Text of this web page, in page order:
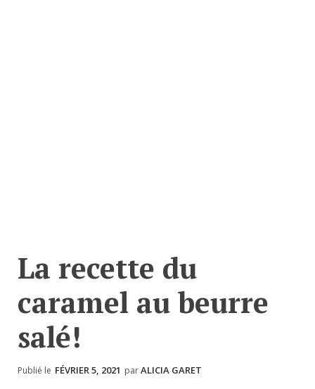
La recette du
caramel au beurre
salé!
Publié le FÉVRIER 5, 2021 parALICIA GARET